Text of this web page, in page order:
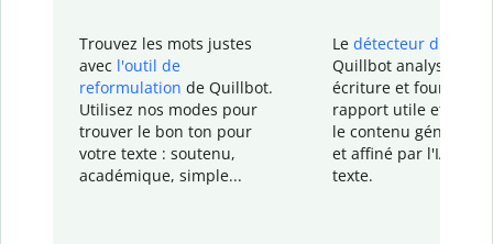
Trouvez les mots justes
avec l'outil de
reformulation de Quillbot.
Utilisez nos modes pour
trouver le bon ton pour
votre texte : soutenu,
académique, simple...
Le détecteur d'IA
Quillbot analyse votre
écriture et fournit un
rapport utile et
le contenu généré
et affiné par l'IA
texte.